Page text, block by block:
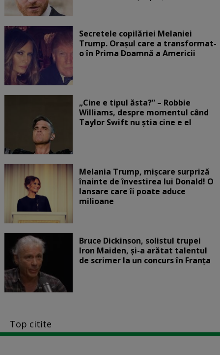
Secretele copilăriei Melaniei
Trump. Orașul care a transformat-
o în Prima Doamnă a Americii
„Cine e tipul ăsta?” – Robbie
Williams, despre momentul când
Taylor Swift nu știa cine e el
Melania Trump, mișcare surpriză
înainte de învestirea lui Donald! O
lansare care îi poate aduce
milioane
Bruce Dickinson, solistul trupei
Iron Maiden, şi-a arătat talentul
de scrimer la un concurs în Franţa
Top citite